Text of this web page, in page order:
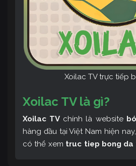
Xoilac TV trực tiếp
Xoilac TV là gì?
Xoilac TV chính là website
hàng đầu tại Việt Nam hiện
có thể xem truc tiep bong da